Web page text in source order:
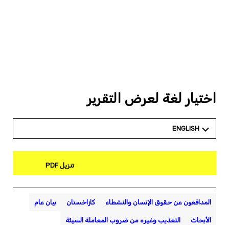
اختيار لغة لعرض التقرير
ENGLISH
تنزيل PDF
المدافعون عن حقوق الإنسان والنشطاء كازاخستان بيان عام
الأبحاث التعذيب وغيره من ضروب المعاملة السيئة